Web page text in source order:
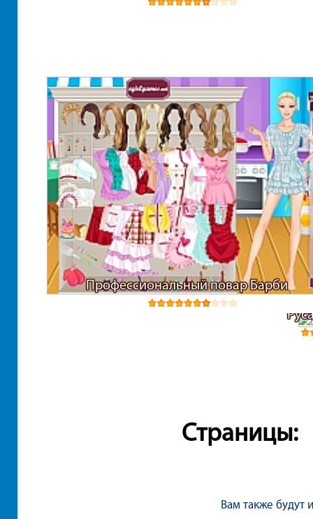
Профессиональный повар Барби
Страницы:
Вам также будут